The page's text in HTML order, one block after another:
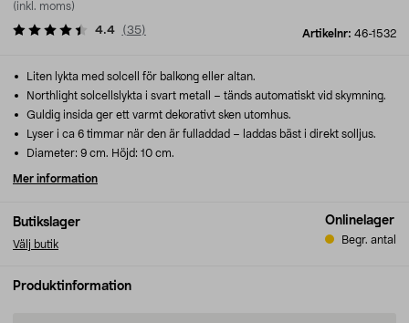
(inkl. moms)
Artikelnr: 46-1532
4.4 (35)
Butikslager
Välj butik
Onlinelager
Begr. antal
Liten lykta med solcell för balkong eller altan.
Northlight solcellslykta i svart metall – tänds automatiskt vid skymning.
Guldig insida ger ett varmt dekorativt sken utomhus.
Lyser i ca 6 timmar när den är fulladdad – laddas bäst i direkt solljus.
Diameter: 9 cm. Höjd: 10 cm.
Mer information
Produktinformation